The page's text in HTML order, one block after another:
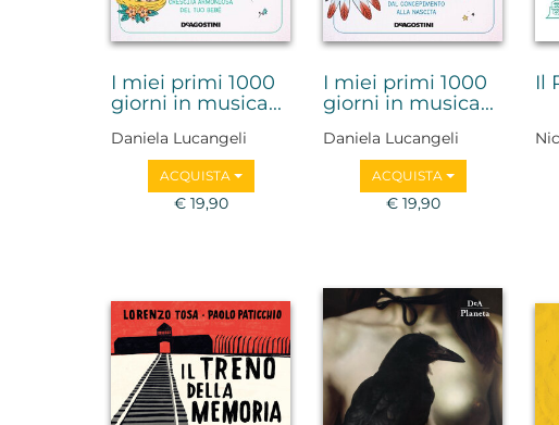
I miei primi 1000
giorni in musica...
Daniela Lucangeli
ACQUISTA
€ 19,90
I miei primi 1000
giorni in musica...
Daniela Lucangeli
ACQUISTA
€ 19,90
Il